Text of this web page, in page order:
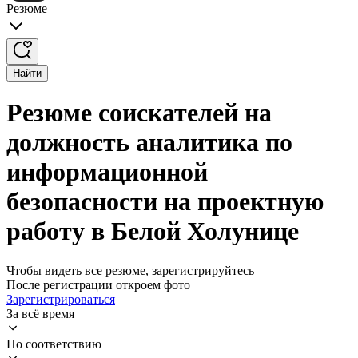
Резюме
Найти
Резюме соискателей на
должность аналитика по
информационной
безопасности на проектную
работу в Белой Холунице
Чтобы видеть все резюме, зарегистрируйтесь
После регистрации откроем фото
Зарегистрироваться
За всё время
По соответствию